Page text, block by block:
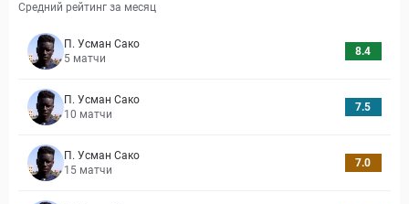
Средний рейтинг за месяц
П. Усман Сако
5 матчи
8.4
П. Усман Сако
10 матчи
7.5
П. Усман Сако
15 матчи
7.0